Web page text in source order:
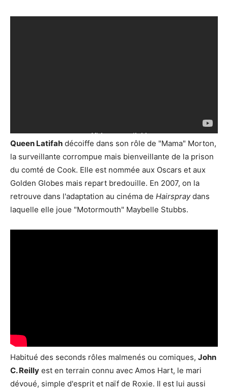
Queen Latifah décoiffe dans son rôle de "Mama" Morton,
la surveillante corrompue mais bienveillante de la prison
du comté de Cook. Elle est nommée aux Oscars et aux
Golden Globes mais repart bredouille. En 2007, on la
retrouve dans l'adaptation au cinéma de Hairspraydans
laquelle elle joue "Motormouth" Maybelle Stubbs.
Habitué des seconds rôles malmenés ou comiques, John
C. Reilly est en terrain connu avec Amos Hart, le mari
dévoué, simple d'esprit et naïf de Roxie. Il est lui aussi